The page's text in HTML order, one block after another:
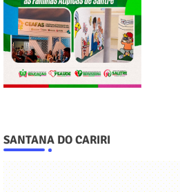
SANTANA DO CARIRI